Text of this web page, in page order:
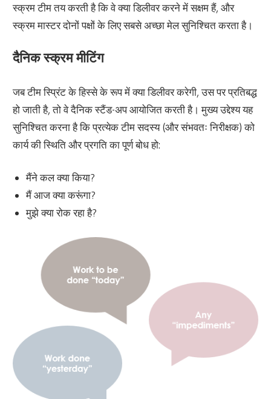
स्क्रम टीम तय करती है कि वे क्या डिलीवर करने में सक्षम हैं, और
स्क्रम मास्टर दोनों पक्षों के लिए सबसे अच्छा मेल सुनिश्चित करता है।
दैनिक स्क्रम मीटिंग
जब टीम स्प्रिंट के हिस्से के रूप में क्या डिलीवर करेगी, उस पर प्रतिबद्ध
हो जाती है, तो वे दैनिक स्टैंड-अप आयोजित करती है। मुख्य उद्देश्य यह
सुनिश्चित करना है कि प्रत्येक टीम सदस्य (और संभवतः निरीक्षक) को
कार्य की स्थिति और प्रगति का पूर्ण बोध हो:
मैंने कल क्या किया?
मैं आज क्या करूंगा?
मुझे क्या रोक रहा है?